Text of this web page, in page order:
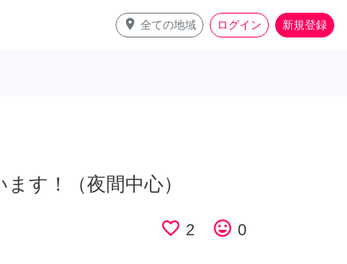
place 全ての地域 ログイン 新規登録
す！（夜間中心）
favorite_border 2 tag_faces 0